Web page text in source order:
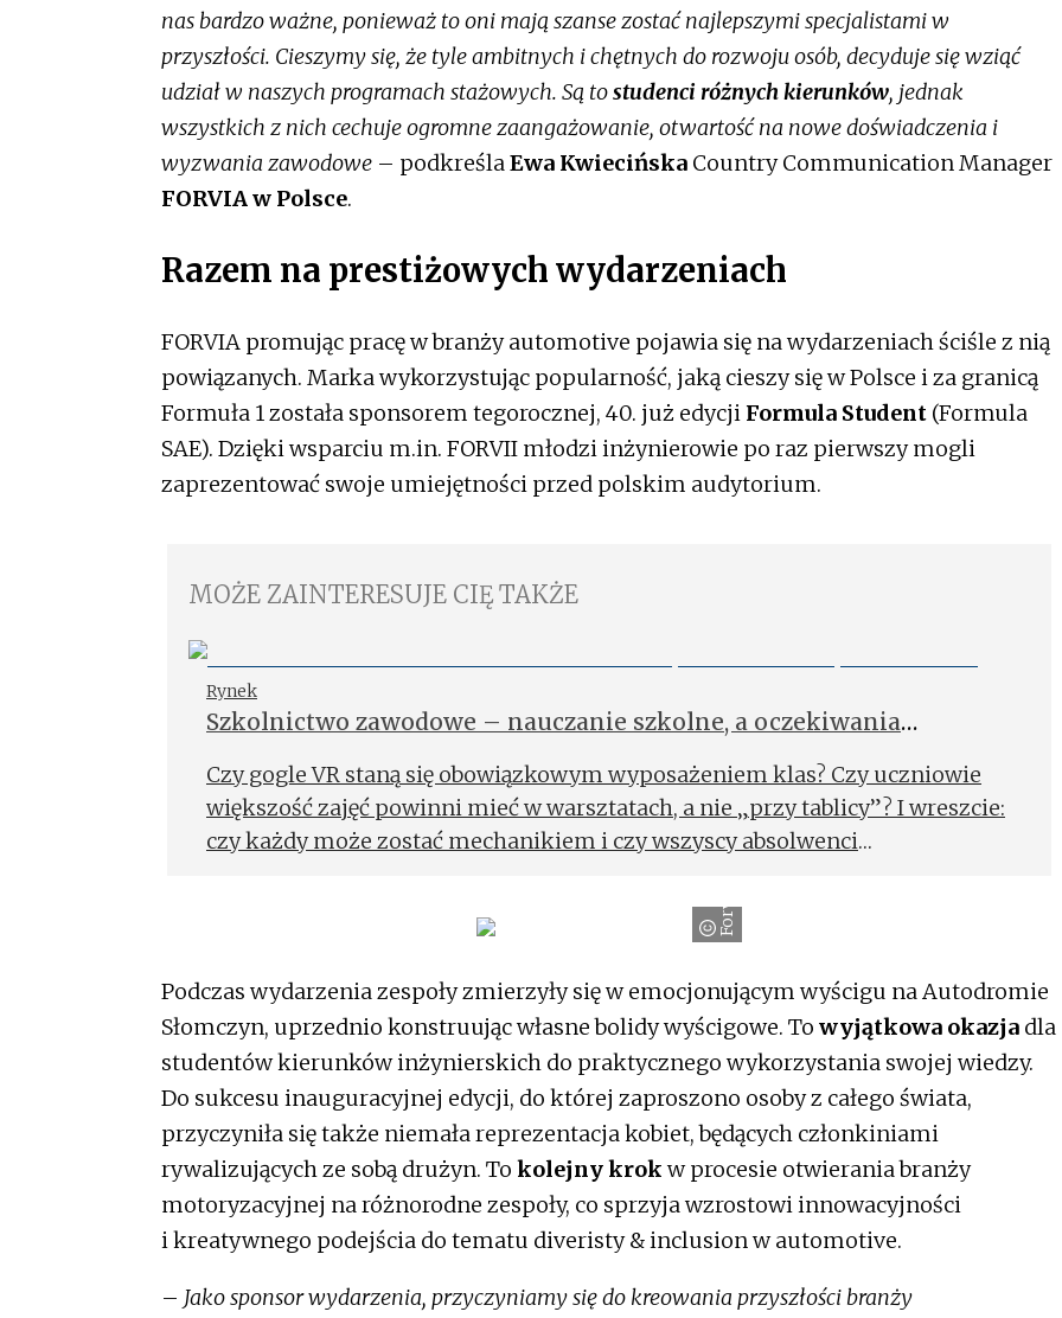
nas bardzo ważne, ponieważ to oni mają szanse zostać najlepszymi specjalistami w
przyszłości. Cieszymy się, że tyle ambitnych i chętnych do rozwoju osób, decyduje się wziąć
udział w naszych programach stażowych. Są tostudenci różnych kierunków, jednak
wszystkich z nich cechuje ogromne zaangażowanie, otwartość na nowe doświadczenia i
wyzwania zawodowe – podkreślaEwa Kwiecińska Country Communication Manager
FORVIA w Polsce.
Razem na prestiżowych wydarzeniach
FORVIA promując pracę w branży automotive pojawia się na wydarzeniach ściśle z nią
powiązanych. Marka wykorzystując popularność, jaką cieszy się w Polsce i za granicą
Formuła 1 została sponsorem tegorocznej, 40. już edycji Formula Student (Formula
SAE). Dzięki wsparciu m.in. FORVII młodzi inżynierowie po raz pierwszy mogli
zaprezentować swoje umiejętności przed polskim audytorium.
MOŻE ZAINTERESUJE CIĘ TAKŻE
Rynek
Szkolnictwo zawodowe – nauczanie szkolne, a oczekiwania
Czy gogle VR staną się obowiązkowym wyposażeniem klas? Czy uczniowie
większość zajęć powinni mieć w warsztatach, a nie „przy tablicy”? I wreszcie:
czy każdy może zostać mechanikiem i czy wszyscy absolwenci
Forvia
Podczas wydarzenia zespoły zmierzyły się w emocjonującym wyścigu na Autodromie
Słomczyn, uprzednio konstruując własne bolidy wyścigowe. To wyjątkowa okazja dla
studentów kierunków inżynierskich do praktycznego wykorzystania swojej wiedzy.
Do sukcesu inauguracyjnej edycji, do której zaproszono osoby z całego świata,
przyczyniła się także niemała reprezentacja kobiet, będących członkiniami
rywalizujących ze sobą drużyn. To kolejny krokw procesie otwierania branży
motoryzacyjnej na różnorodne zespoły, co sprzyja wzrostowi innowacyjności
i kreatywnego podejścia do tematu diveristy & inclusion w automotive.
– Jako sponsor wydarzenia, przyczyniamy się do kreowania przyszłości branży